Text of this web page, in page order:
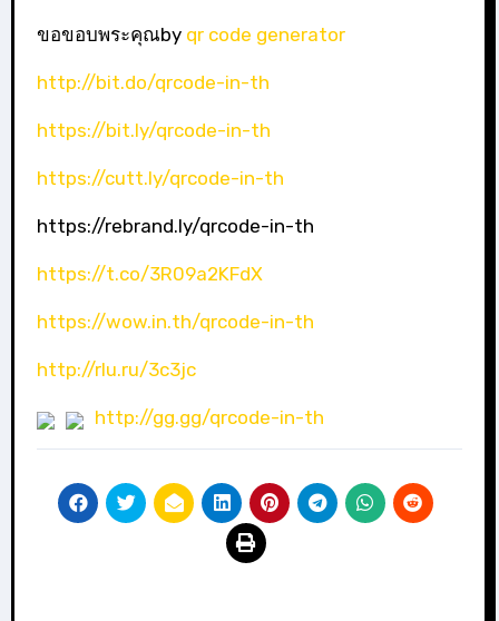
ขอขอบพระคุณby qr code generator
http://bit.do/qrcode-in-th
https://bit.ly/qrcode-in-th
https://cutt.ly/qrcode-in-th
https://rebrand.ly/qrcode-in-th
https://t.co/3R09a2KFdX
https://wow.in.th/qrcode-in-th
http://rlu.ru/3c3jc
http://gg.gg/qrcode-in-th